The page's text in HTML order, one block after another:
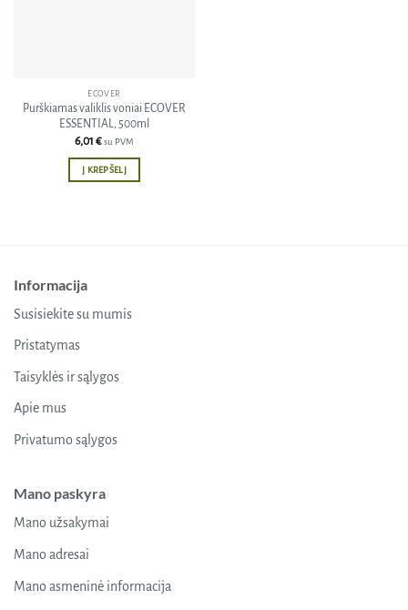
ECOVER
Purškiamas valiklis voniai ECOVER
ESSENTIAL, 500ml
6,01 €su PVM
Į KREPŠELĮ
Informacija
Susisiekite su mumis
Pristatymas
Taisyklės ir sąlygos
Apie mus
Privatumo sąlygos
Mano paskyra
Mano užsakymai
Mano adresai
Mano asmeninė informacija